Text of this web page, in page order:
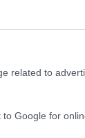
related to
Google for
Spano -.